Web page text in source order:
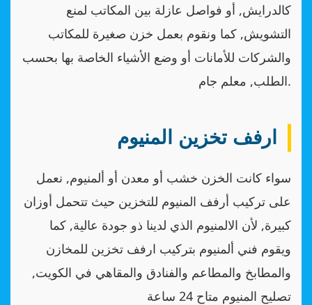
كالدرايش, أو فواصل عازلة بين المكاتب لمنع
التشويش, كما ونقوم بعمل خزن صغيرة للمكاتب
والشركات للأمانات أو وضع الأشياء الخاصة بها بحسب
الطلب, معلم جام.
ارفف تخزين المنيوم
سواء كانت الخزن خشب أو معدن أو ألمنيوم, نعمل
على تركيب أرفف المنيوم للتخزين حيث تتحمل أوزان
كبيرة, لأن الالمنيوم الذي لدينا ذو جودة عالية, كما
ويقوم فني ألمنيوم بتركيب ارفف تخزين للمخازن
والمطابخ والمطاعم والفنادق والمقاهي في الكويت,
تصليح المنيوم متاح 24 ساعة